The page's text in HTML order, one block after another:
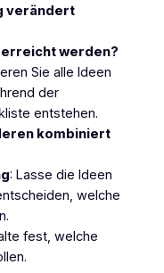
verändert
werden?
Sie alle Ideen
der
entstehen.
kombiniert
: Lasse die Ideen
welche
fest, welche